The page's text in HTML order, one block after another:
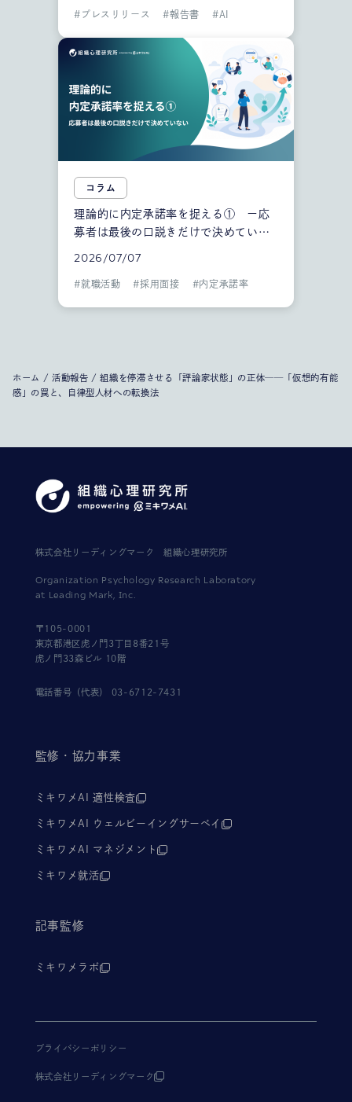
# プレスリリース #報告書 #AI
コラム
理論的に内定承諾率を捉える① ー応
募者は最後の口説きだけで決めていな
2026/07/07
#就職活動 #採用面接 #内定承諾率
ホーム / 活動報告 /組織を停滞させる「評論家状態」の正体──「仮想的有能
感」の罠と、自律型人材への転換法
株式会社リーディングマーク 組織心理研究所
Organization Psychology Research Laboratory
at Leading Mark, Inc.
〒105-0001
東京都港区虎ノ門3丁目8番21号
虎ノ門33森ビル 10階
電話番号（代表） 03-6712-7431
監修・協力事業
ミキワメAI 適性検査
ミキワメAI ウェルビーイングサーベイ
ミキワメAI マネジメント
ミキワメ就活
記事監修
ミキワメラボ
プライバシーポリシー
株式会社リーディングマーク